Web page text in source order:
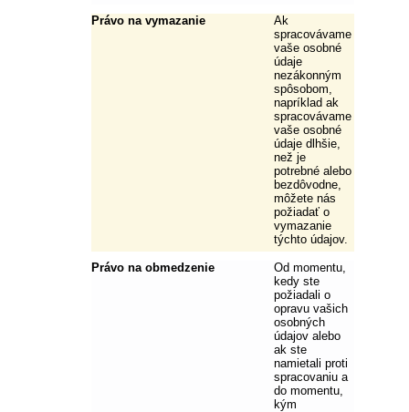
Právo na vymazanie
Ak
spracovávame
vaše osobné
údaje
nezákonným
spôsobom,
napríklad ak
spracovávame
vaše osobné
údaje dlhšie,
než je
potrebné alebo
bezdôvodne,
môžete nás
požiadať o
vymazanie
týchto údajov.
Právo na obmedzenie
Od momentu,
kedy ste
požiadali o
opravu vašich
osobných
údajov alebo
ak ste
namietali proti
spracovaniu a
do momentu,
kým